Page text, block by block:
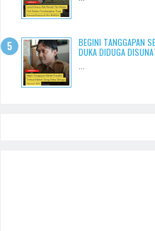
BEGINI TANGGAPAN
DUKA DIDUGA